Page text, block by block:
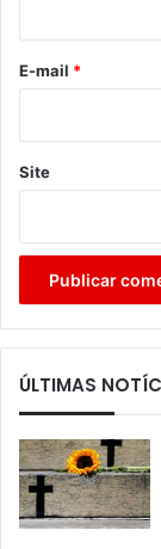
*
E-mail *
Site
ÚLTIMAS